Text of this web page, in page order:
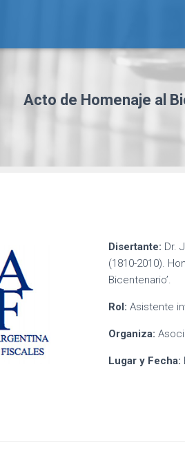
Acto de Homenaje al
Disertante: Dr.
(1810-2010).
Bicentenario’.
Rol: Asistente
Organiza:
Lugar y Fecha: